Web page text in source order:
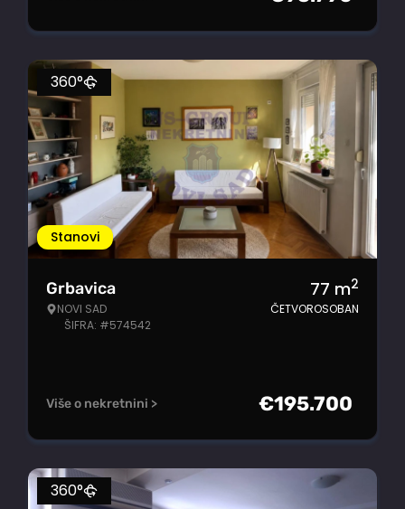
Stanovi
360°
Grbavica
NOVI SAD
ŠIFRA: #574542
77 m2
ČETVOROSOBAN
Više o nekretnini > €195.700
360°